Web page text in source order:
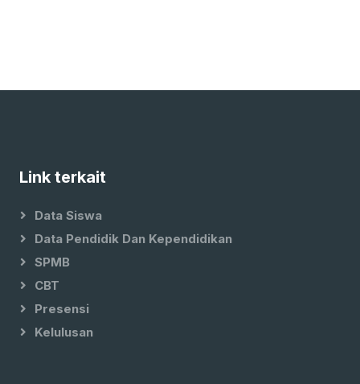
Link terkait
Data Siswa
Data Pendidik Dan Kependidikan
SPMB
CBT
Presensi
Kelulusan